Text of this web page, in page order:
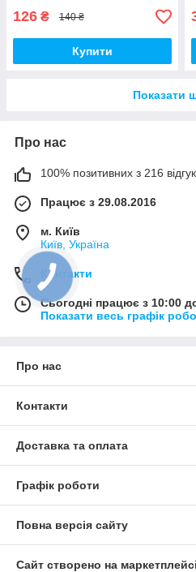
126 ₴ 140 ₴
Купити
Показати
Про нас
100% позитивних з 216
Працює з 29.08.2016
м. Київ
Київ, Україна
Контакти
Сьогодні працює з 10:00
Показати весь графік
Про нас
Контакти
Доставка та оплата
Графік роботи
Повна версія сайту
Сайт створено на маркетплейсі